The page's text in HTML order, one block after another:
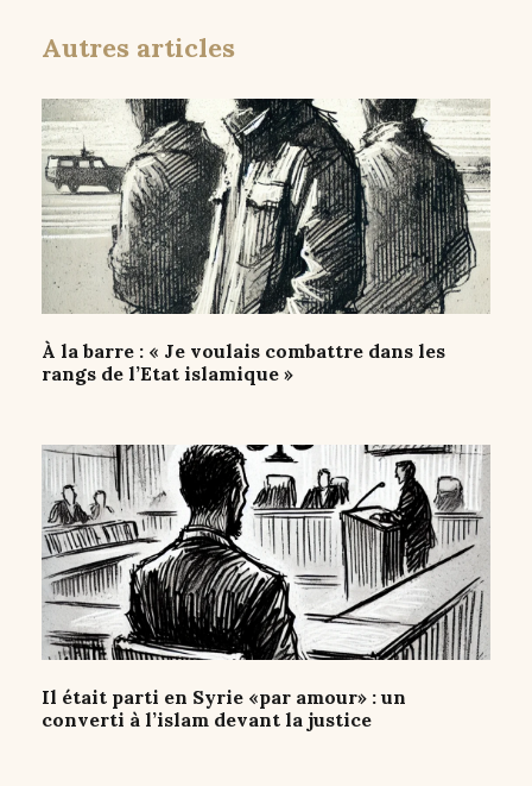
Autres articles
À la barre : « Je voulais combattre dans les
rangs de l’Etat islamique »
Il était parti en Syrie «par amour» : un
converti à l’islam devant la justice